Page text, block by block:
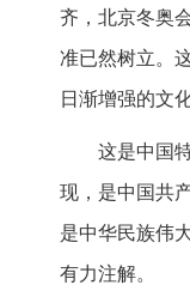
齐，北京冬奥
准已然树立。
日渐增强的文
这是中国
现，是中国共
是中华民族伟
有力注解。